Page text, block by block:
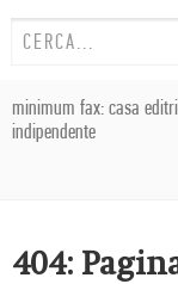
minimum fax: casa
indipendente
404: